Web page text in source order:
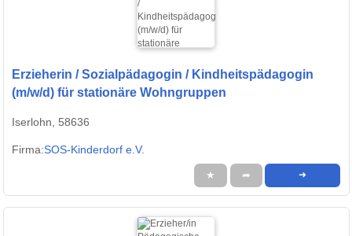
Erzieherin / Sozialpädagogin / Kindheitspädagogin
(m/w/d) für stationäre Wohngruppen
Iserlohn, 58636
Firma:SOS-Kinderdorf e.V.
★ ➦ ➜